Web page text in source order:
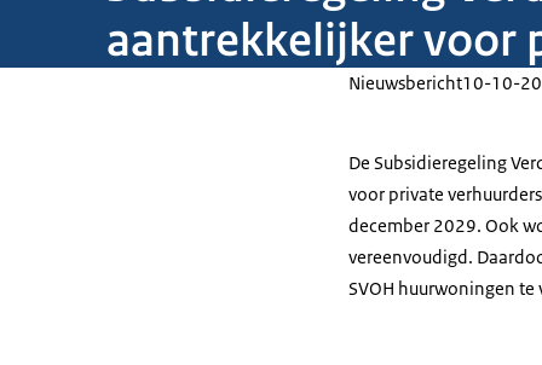
aantrekkelijker voor
Nieuwsbericht10-10-
De Subsidieregeling
voor private
december 2029. Ook
vereenvoudigd.
SVOH huurwoningen te